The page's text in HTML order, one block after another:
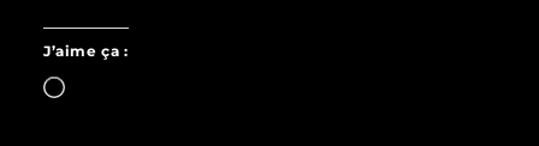
J’aime ça :
Chargement…